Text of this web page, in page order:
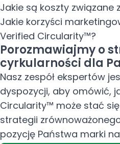
Jakie są koszty związane
Jakie korzyści
Verified Circularity™?
Porozmawiajmy o
cyrkularności dla
Nasz zespół ekspertów
dyspozycji, aby omówić,
Circularity™ może stać
strategii
pozycję Państwa marki